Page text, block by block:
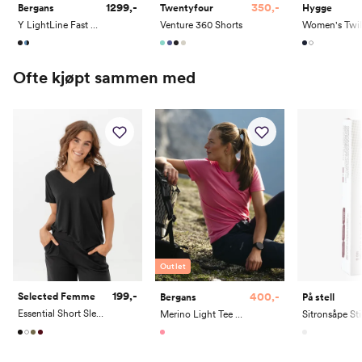
Bergans
Y LightLine Fast 5" Shorts Women
1299,-
Twentyfour
Venture 360 Shorts
350,- Hygge
Ofte kjøpt sammen med
Selected Femme
Essential Short Sleeve V-Neck Tee
199,-
Outlet
Bergans
400,-
På stell
Sitronsåpe